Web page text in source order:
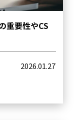
重要性やCS
2026.01.27